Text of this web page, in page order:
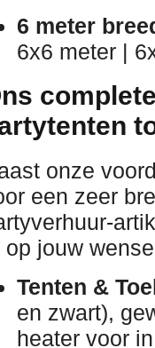
6 meter
6x6 meter |
onze
een zeer
op jouw
Tenten &
en zwart),
heater voor